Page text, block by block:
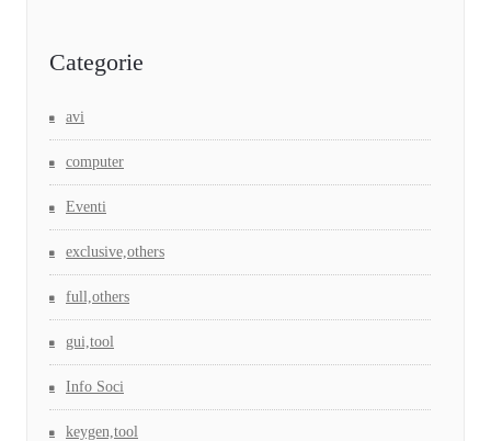
Categorie
avi
computer
Eventi
exclusive,others
full,others
gui,tool
Info Soci
keygen,tool